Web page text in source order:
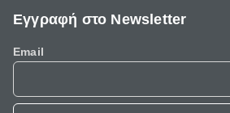
Εγγραφή στο Newsletter
Email